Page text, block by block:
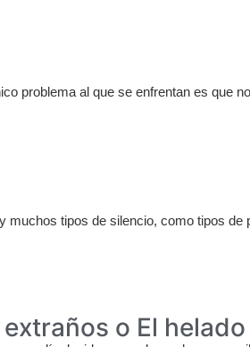
problema al que se enfrentan es que
muchos tipos de silencio, como tipos
o El